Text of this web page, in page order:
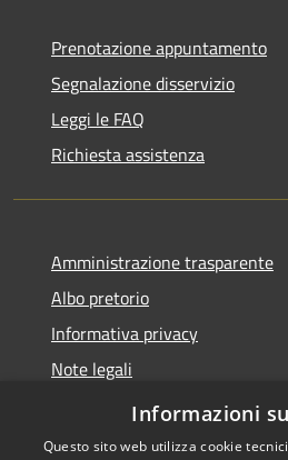
Prenotazione appuntamento
Segnalazione disservizio
Leggi le FAQ
Richiesta assistenza
Amministrazione trasparente
Albo pretorio
Informativa privacy
Note legali
Dichiarazione di accessibilità
Informazioni
Questo sito web utilizza cookie